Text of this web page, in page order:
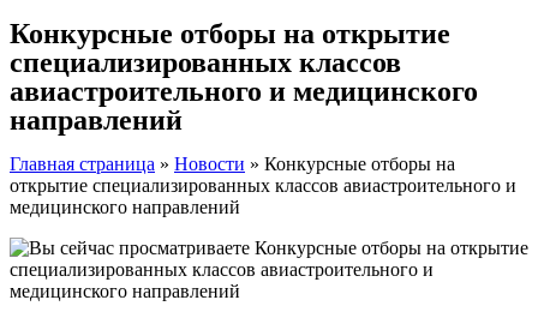
Конкурсные отборы на открытие
специализированных классов
авиастроительного и медицинского
направлений
Главная страница » Новости » Конкурсные отборы на
открытие специализированных классов авиастроительного и
медицинского направлений